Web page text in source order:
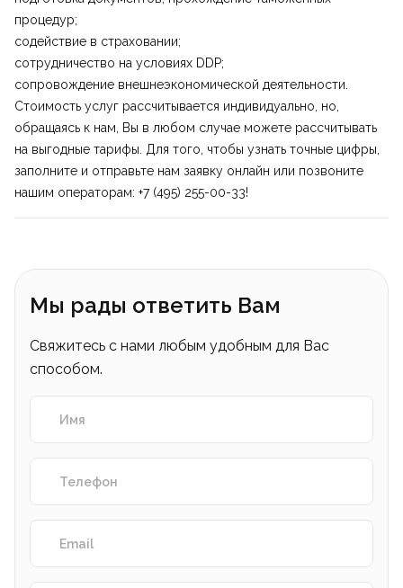
процедур;
содействие в страховании;
сотрудничество на условиях DDP;
сопровождение внешнеэкономической деятельности.
Стоимость услуг рассчитывается индивидуально, но,
обращаясь к нам, Вы в любом случае можете рассчитывать
на выгодные тарифы. Для того, чтобы узнать точные цифры,
заполните и отправьте нам заявку онлайн или позвоните
нашим операторам: +7 (495) 255-00-33!
Мы рады ответить Вам
Свяжитесь с нами любым удобным для Вас
способом.